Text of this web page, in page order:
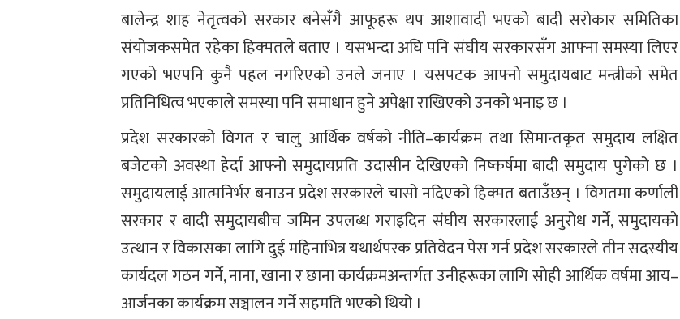
बालेन्द्र शाह नेतृत्वको सरकार बनेसँगै आफूहरू थप आशावादी भएको बादी सरोकार समितिका
संयोजकसमेत रहेका हिक्मतले बताए । यसभन्दा अघि पनि संघीय सरकारसँग आफ्ना समस्या लिएर
गएको भएपनि कुनै पहल नगरिएको उनले जनाए । यसपटक आफ्नो समुदायबाट मन्त्रीको समेत
प्रतिनिधित्व भएकाले समस्या पनि समाधान हुने अपेक्षा राखिएको उनको भनाइ छ ।
प्रदेश सरकारको विगत र चालु आर्थिक वर्षको नीति–कार्यक्रम तथा सिमान्तकृत समुदाय लक्षित
बजेटको अवस्था हेर्दा आफ्नो समुदायप्रति उदासीन देखिएको निष्कर्षमा बादी समुदाय पुगेको छ ।
समुदायलाई आत्मनिर्भर बनाउन प्रदेश सरकारले चासो नदिएको हिक्मत बताउँछन् । विगतमा कर्णाली
सरकार र बादी समुदायबीच जमिन उपलब्ध गराइदिन संघीय सरकारलाई अनुरोध गर्ने, समुदायको
उत्थान र विकासका लागि दुई महिनाभित्र यथार्थपरक प्रतिवेदन पेस गर्न प्रदेश सरकारले तीन सदस्यीय
कार्यदल गठन गर्ने, नाना, खाना र छाना कार्यक्रमअन्तर्गत उनीहरूका लागि सोही आर्थिक वर्षमा आय–
आर्जनका कार्यक्रम सञ्चालन गर्ने सहमति भएको थियो ।